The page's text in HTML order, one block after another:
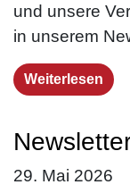
und unsere
in unserem
Weiterlesen
29. Mai 2026